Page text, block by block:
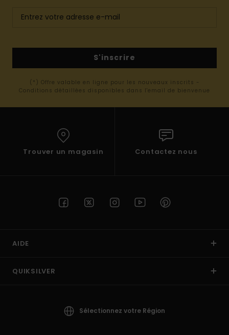
S'inscrire
(*) Offre valable en ligne pour les nouveaux inscrits -
Conditions détaillées disponibles dans l'email de bienvenue
Trouver un magasin Contactez nous
AIDE
QUIKSILVER
Sélectionnez votre Région